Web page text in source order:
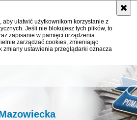
ułatwić użytkownikom korzystanie z
Jeśli nie blokujesz tych plików, to
zapisanie w pamięci urządzenia.
zarządzać cookies, zmieniając
zmiany ustawienia przeglądarki oznacza